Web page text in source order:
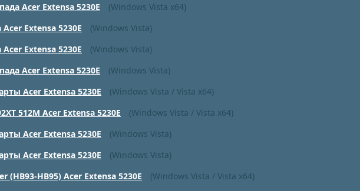
Acer Extensa 5230E
(Windows Vista x64)
Extensa 5230E
(Windows Vista)
Extensa 5230E
(Windows Vista)
Acer Extensa 5230E
(Windows Vista)
Acer Extensa 5230E
(Windows Vista / Vista x64)
512M Acer Extensa 5230E
(Windows Vista / Vista x64)
Acer Extensa 5230E
(Windows Vista)
Acer Extensa 5230E
(Windows Vista)
(HB93-HB95) Acer Extensa 5230E
(Windows Vista / Vista x64)